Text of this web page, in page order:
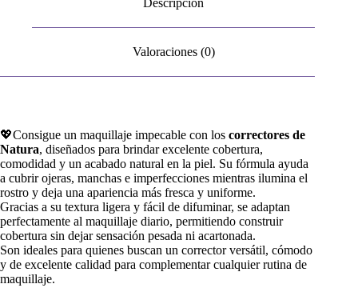
Descripción
Valoraciones (0)
💖Consigue un maquillaje impecable con los correctores de
Natura, diseñados para brindar excelente cobertura,
comodidad y un acabado natural en la piel. Su fórmula ayuda
a cubrir ojeras, manchas e imperfecciones mientras ilumina el
rostro y deja una apariencia más fresca y uniforme.
Gracias a su textura ligera y fácil de difuminar, se adaptan
perfectamente al maquillaje diario, permitiendo construir
cobertura sin dejar sensación pesada ni acartonada.
Son ideales para quienes buscan un corrector versátil, cómodo
y de excelente calidad para complementar cualquier rutina de
maquillaje.